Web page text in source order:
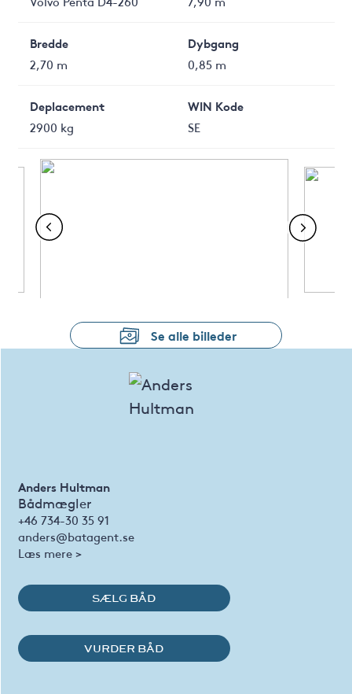
Bredde
2,70 m
Dybgang
0,85 m
Deplacement
2900 kg
WIN Kode
SE
Se alle billeder
Anders Hultman
Bådmægler
+46 734-30 35 91
anders@batagent.se
Læs mere >
SÆLG BÅD
VURDER BÅD